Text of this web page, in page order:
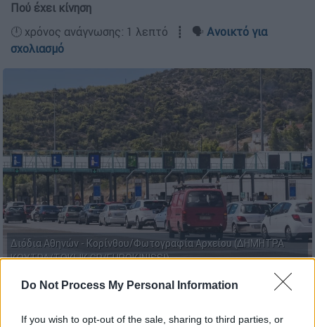
Do Not Process My Personal Information
If you wish to opt-out of the sale, sharing to third parties, or
Πού έχει κίνηση
🕛 χρόνος ανάγνωσης: 1 λεπτό ┋ 🗣️ Ανοικτό για
σχολιασμό
Διόδια Αθηνών - Κορίνθου/Φωτογραφία Αρχείου (ΔΗΜΗΤΡΑ
ΚΟΥΤΡΑ/TOKLIK.GR/EUROKINISSI)